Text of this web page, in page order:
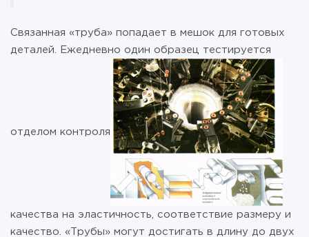
Связанная «труба» попадает в мешок для готовых
деталей. Ежедневно один образец тестируется
отделом контроля
качества на эластичность, соответствие размеру и
качество. «Трубы» могут достигать в длину до двух